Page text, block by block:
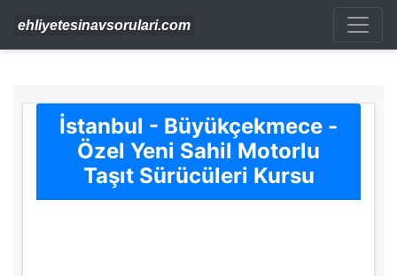
İstanbul - Büyükçekmece -
Özel Yeni Sahil Motorlu
Taşıt Sürücüleri Kursu